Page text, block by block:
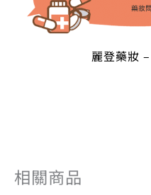
麗登藥妝
相關商品